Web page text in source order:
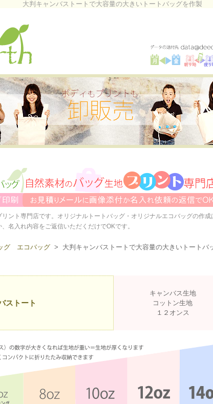
大判キャンバストートで大容量の大きいトートバッグを作製
ント専門店です。オリジナルトートバッグ・オリジナルエコバッグの作成
名入れ内容をご返信いただくだけでOKです。
グ エコバッグ > 大判キャンバストートで大容量の大きいトートバ
ストート
キャンバス生地
コットン生地
１２オンス